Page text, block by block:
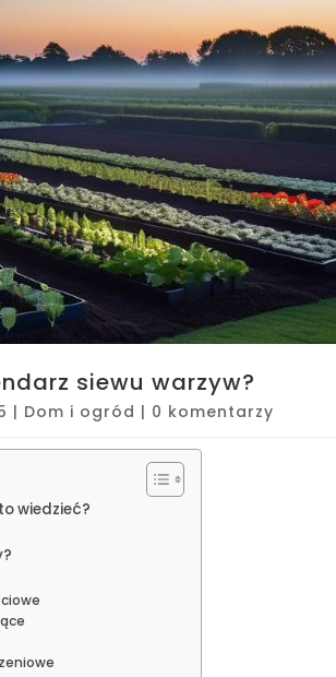
siewu warzyw?
| Dom i ogród | 0 komentarzy
wiedzieć?